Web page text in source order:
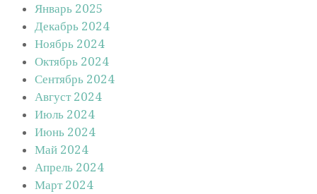
Январь 2025
Декабрь 2024
Ноябрь 2024
Октябрь 2024
Сентябрь 2024
Август 2024
Июль 2024
Июнь 2024
Май 2024
Апрель 2024
Март 2024